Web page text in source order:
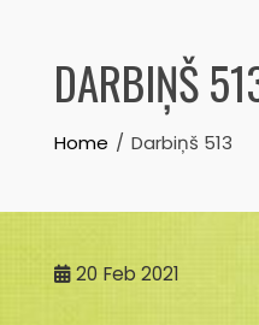
DARBIŅŠ
Home Darbiņš 513
20 Feb 2021